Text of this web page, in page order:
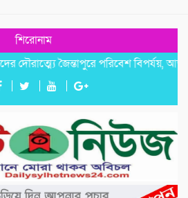
শিরোনাম
জৈন্তাপুরে পরিবেশ বিপর্যয়, আতঙ্কে